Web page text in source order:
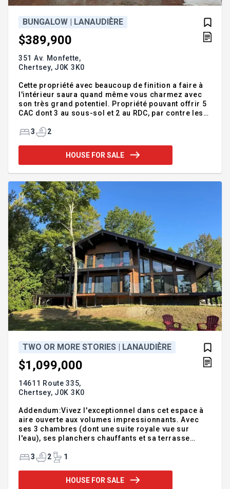
BUNGALOW | LANAUDIÈRE
$389,900
351 Av. Monfette,
Chertsey, J0K 3K0
Cette propriété avec beaucoup de finition a faire à
l'intérieur saura quand même vous charmez avec
son très grand potentiel. Propriété pouvant offrir 5
CAC dont 3 au sous-sol et 2 au RDC, par contre les
chambres. Un magnifique terrain boisé et assez
roulotte ou autre incluant un garage de 20x24. Avec
un grand ménage et de la finition, vous aurez votre
sous-sol est a finir avec de la finition de plafond
3 2
HOUSE FOR SALE
TWO OR MORE STORIES | LANAUDIÈRE
$1,099,000
14611 Route 335,
Chertsey, J0K 3K0
Addendum:Vivez l'exceptionnel dans cet espace à
aire ouverte aux volumes impressionnants. Avec
ses 3 chambres (dont une suite royale vue sur
l'eau), ses planchers chauffants et sa terrasse
lac sur un terrain facile d'accès. Un véritable
sanctuaire pour vos weekends ou pour y vivre à
l'année,construction 2024.Deux minutes de Ski
Montcalm Incusions:Frigidaire, Four, Lave
3 2 1
HOUSE FOR SALE